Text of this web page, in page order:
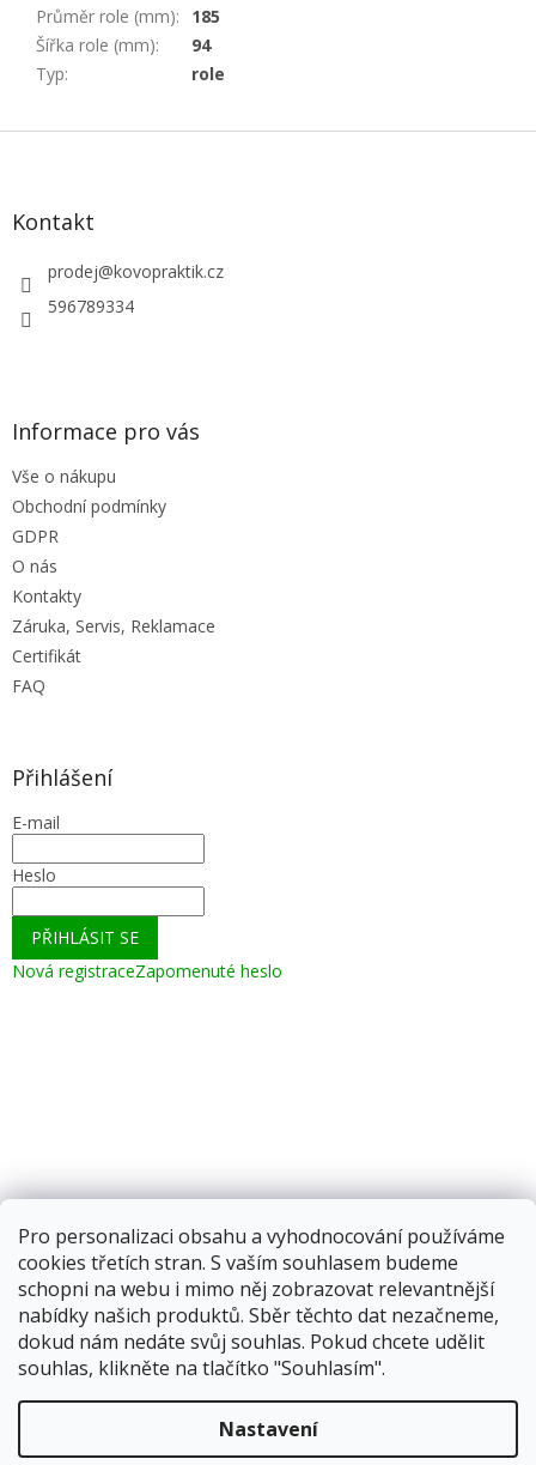
Pro personalizaci obsahu a vyhodnocování používáme
cookies třetích stran. S vaším souhlasem budeme
schopni na webu i mimo něj zobrazovat relevantnější
nabídky našich produktů. Sběr těchto dat nezačneme,
dokud nám nedáte svůj souhlas. Pokud chcete udělit
souhlas, klikněte na tlačítko "Souhlasím".
Nastavení
Průměr role (mm):
185
Šířka role (mm):
94
Typ: role
Z
Kontakt
prodej@kovopraktik.cz
596789334
Informace pro vás
Vše o nákupu
Obchodní podmínky
GDPR
O nás
Kontakty
Záruka, Servis, Reklamace
Certifikát
FAQ
Přihlášení
E-mail
Heslo
PŘIHLÁSIT SE
Nová registraceZapomenuté heslo